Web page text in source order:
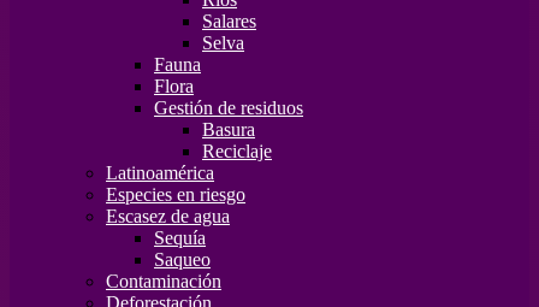
Salares
Selva
Fauna
Flora
Gestión de residuos
Basura
Reciclaje
Latinoamérica
Especies en riesgo
Escasez de agua
Sequía
Saqueo
Contaminación
Deforestación